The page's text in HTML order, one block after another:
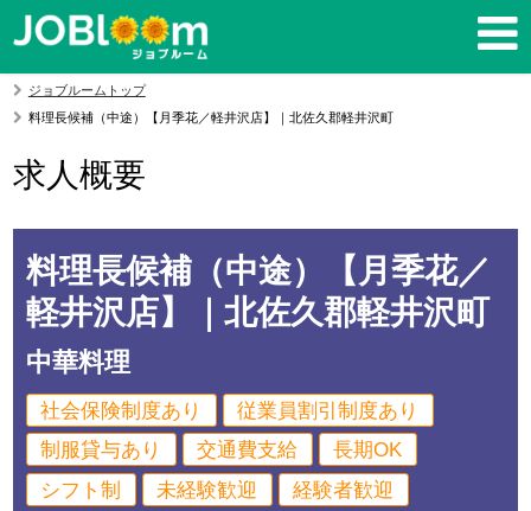
ジョブルームトップ
料理長候補（中途）【月季花／軽井沢店】｜北佐久郡軽井沢町
求人概要
料理長候補（中途）【月季花／
軽井沢店】｜北佐久郡軽井沢町
中華料理
社会保険制度あり
従業員割引制度あり
制服貸与あり
交通費支給
長期OK
シフト制
未経験歓迎
経験者歓迎